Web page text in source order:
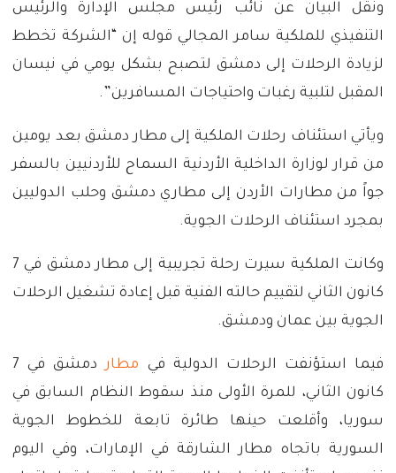
ونقل البيان عن نائب رئيس مجلس الإدارة والرئيس
التنفيذي للملكية سامر المجالي قوله إن “الشركة تخطط
لزيادة الرحلات إلى دمشق لتصبح بشكل يومي في نيسان
المقبل لتلبية رغبات واحتياجات المسافرين”.
ويأتي استئناف رحلات الملكية إلى مطار دمشق بعد يومين
من قرار لوزارة الداخلية الأردنية السماح للأردنيين بالسفر
جواً من مطارات الأردن إلى مطاري دمشق وحلب الدوليين
بمجرد استئناف الرحلات الجوية.
وكانت الملكية سيرت رحلة تجريبية إلى مطار دمشق في 7
كانون الثاني لتقييم حالته الفنية قبل إعادة تشغيل الرحلات
الجوية بين عمان ودمشق.
فيما استؤنفت الرحلات الدولية في مطار
دمشق في 7
كانون الثاني، للمرة الأولى منذ سقوط النظام السابق في
سوريا، وأقلعت حينها طائرة تابعة للخطوط الجوية
السورية باتجاه مطار الشارقة في الإمارات، وفي اليوم